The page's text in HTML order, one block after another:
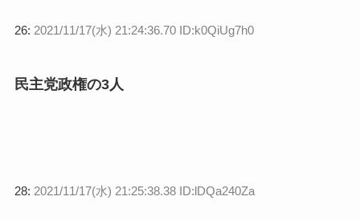
26: 2021/11/17(水) 21:24:36.70 ID:k0QiUg7h0
民主党政権の3人
28: 2021/11/17(水) 21:25:38.38 ID:lDQa240Za